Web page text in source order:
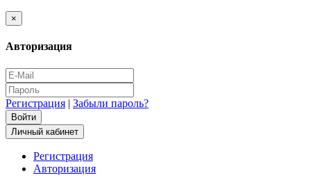
×
Авторизация
Регистрация | Забыли пароль?
Личный кабинет
Регистрация
Авторизация